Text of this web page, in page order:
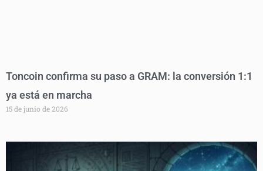
Toncoin confirma su paso a GRAM: la conversión 1:1
ya está en marcha
15 de junio de 2026